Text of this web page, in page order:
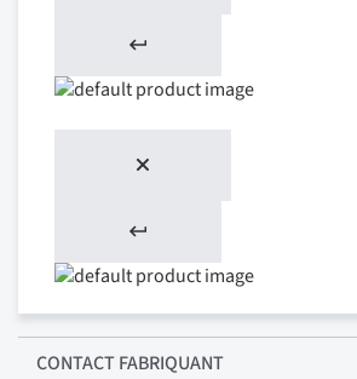
CONTACT FABRIQUANT